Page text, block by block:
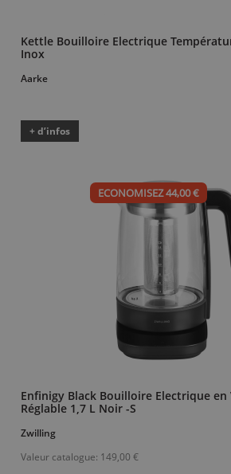
Kettle Bouilloire Electrique
Inox
Aarke
+ d’infos
ECONOMISEZ 44,00 €
Enfinigy Black Bouilloire Electrique
Réglable 1,7 L Noir -S
Zwilling
Valeur catalogue: 149,00 €